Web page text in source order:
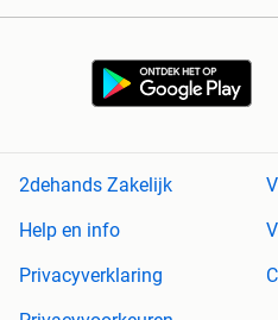
2dehands Zakelijk
Help en info
Privacyverklaring